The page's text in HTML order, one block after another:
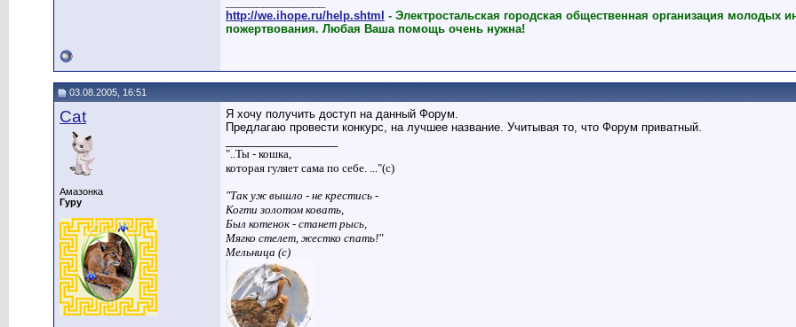
http://we.ihope.ru/help.shtml - Электростальская городская общественная организация
пожертвования. Любая Ваша помощь очень нужна!
03.08.2005, 16:51
Cat
Амазонка
Гуру
Я хочу получить доступ на данный Форум.
Предлагаю провести конкурс, на лучшее название. Учитывая то, что Форум приватный.
"..Ты - кошка,
которая гуляет сама по себе. ..."(с)
"Так уж вышло - не крестись -
Когти золотом ковать,
Был котенок - станет рысь,
Мягко стелет, жестко спать!"
Мельница (с)